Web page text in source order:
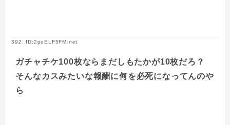
392: ID:2poELF5FM.net
ガチャチケ100枚ならまだしもたかが10枚だろ？
そんなカスみたいな報酬に何を必死になってんのや
ら